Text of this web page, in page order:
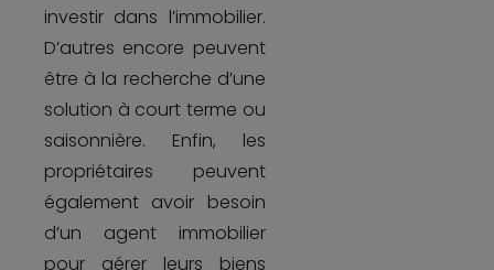
investir dans l’immobilier.
D’autres encore peuvent
être à la recherche d’une
solution à court terme ou
saisonnière. Enfin, les
propriétaires peuvent
également avoir besoin
d’un agent immobilier
pour gérer leurs biens